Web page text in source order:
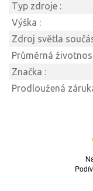
Typ zdroje :
Výška :
Zdroj světla
Průměrná
Značka :
Prodloužená